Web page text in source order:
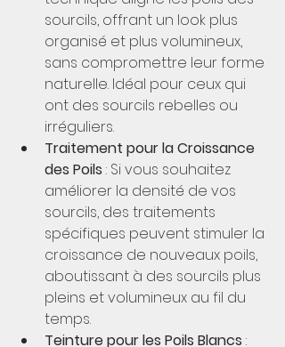
sourcils, offrant un look plus
organisé et plus volumineux,
sans compromettre leur forme
naturelle. Idéal pour ceux qui
ont des sourcils rebelles ou
irréguliers.
Traitement pour la Croissance
des Poils : Si vous souhaitez
améliorer la densité de vos
sourcils, des traitements
spécifiques peuvent stimuler la
croissance de nouveaux poils,
aboutissant à des sourcils plus
pleins et volumineux au fil du
temps.
Teinture pour les Poils Blancs :